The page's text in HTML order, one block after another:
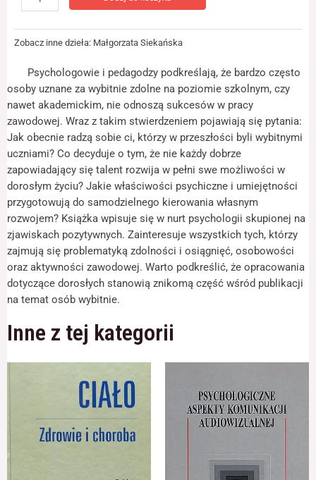
pracy
zawodowej
wybitnie
zdolnych
Zobacz inne dzieła: Małgorzata Siekańska
Psychologowie i pedagodzy podkreślają, że bardzo często
osoby uznane za wybitnie zdolne na poziomie szkolnym, czy
nawet akademickim, nie odnoszą sukcesów w pracy
zawodowej. Wraz z takim stwierdzeniem pojawiają się pytania:
Jak obecnie radzą sobie ci, którzy w przeszłości byli wybitnymi
uczniami? Co decyduje o tym, że nie każdy dobrze
zapowiadający się talent rozwija w pełni swe możliwości w
dorosłym życiu? Jakie właściwości psychiczne i umiejętności
przygotowują do samodzielnego kierowania własnym
rozwojem? Książka wpisuje się w nurt psychologii skupionej na
zjawiskach pozytywnych. Zainteresuje wszystkich tych, którzy
zajmują się problematyką zdolności i osiągnięć, osobowości
oraz aktywności zawodowej. Warto podkreślić, że opracowania
dotyczące dorosłych stanowią znikomą część wśród publikacji
na temat osób wybitnie.
Inne z tej kategorii
strony
Marketing
Udostępniając
swoje
zainteresowania i
zachowania
podczas
odwiedzania naszej
strony, zwiększasz
szansę na
zobaczenie
spersonalizowanych
treści i ofert.